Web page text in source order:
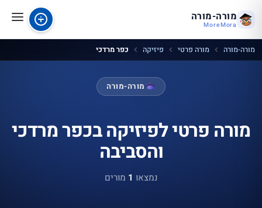
מורה-מורה
MoreMora
מורה-מורה מורה פרטי פיזיקה כפר מרדכי
מורה-מורה
מורה פרטי לפיזיקה בכפר מרדכי
והסביבה
נמצאו 1 מורים